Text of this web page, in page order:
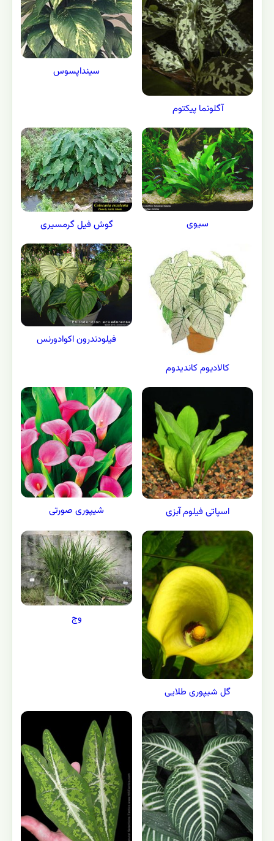
آگلونما پیکتوم
سينداپسوس
سیوی گوش فیل گرمسیری
کالادیوم کاندیدوم
فیلودندرون اکوادورنس
اسپاتی فیلوم آبزی شیپوری صورتی
گل شیپوری طلایی
وج